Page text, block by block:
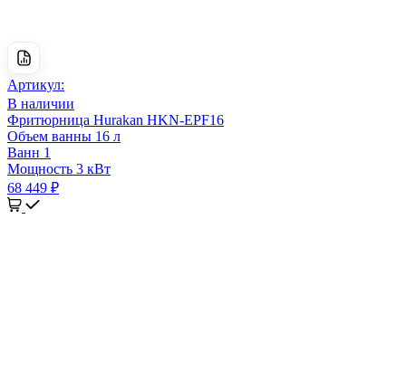
Артикул:
В наличии
Фритюрница Hurakan HKN-EPF16
Объем ванны 16 л
Ванн 1
Мощность 3 кВт
68 449 ₽